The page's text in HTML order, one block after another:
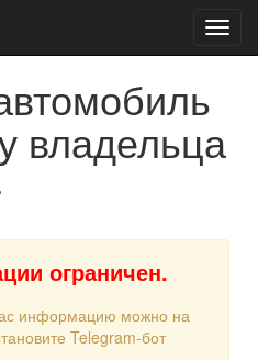
владельца
ограничен.
информацию можно на
Telegram-бот